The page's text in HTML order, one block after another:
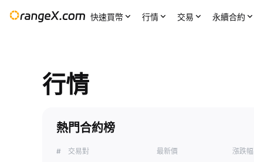
快速買幣 行情 交易 永續合約
行情
熱門合約榜
# 交易對 最新價 漲跌幅